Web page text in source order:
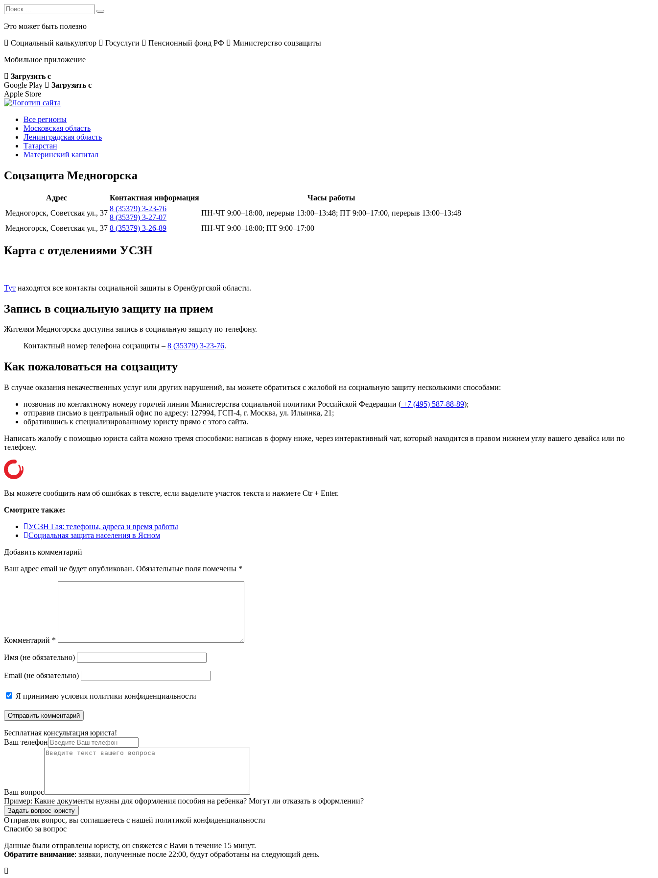
Search
for:
Search
Это может быть полезно
Социальный калькулятор
Госуслуги Пенсионный фонд РФ
Министерство соцзащиты
Мобильное приложение
Загрузить с
Google Play
Загрузить с
Apple Store
Все регионы
Московская область
Ленинградская область
Татарстан
Материнский капитал
Соцзащита Медногорска
Адрес Контактная информация
Часы работы
Медногорск, Советская ул., 37
8 (35379) 3-23-76
8 (35379) 3-27-07
ПН-ЧТ 9:00–18:00, перерыв 13:00–13:48; ПТ 9:00–17:00, перерыв 13:00–13:48
Медногорск, Советская ул., 37 8 (35379) 3-26-89 ПН-ЧТ 9:00–18:00; ПТ 9:00–17:00
Карта с отделениями УСЗН
Тут находятся все контакты социальной защиты в Оренбургской области.
Запись в социальную защиту на прием
Жителям Медногорска доступна запись в социальную защиту по телефону.
Контактный номер телефона соцзащиты – 8 (35379) 3-23-76.
Как пожаловаться на соцзащиту
В случае оказания некачественных услуг или других нарушений, вы можете обратиться с жалобой на социальную защиту несколькими способами:
позвонив по контактному номеру горячей линии Министерства социальной политики Российской Федерации ( +7 (495) 587-88-89);
отправив письмо в центральный офис по адресу: 127994, ГСП-4, г. Москва, ул. Ильинка, 21 ;
обратившись к специализированному юристу прямо с этого сайта.
Написать жалобу с помощью юриста сайта можно тремя способами: написав в форму ниже, через интерактивный чат, который находится в правом нижнем углу вашего девайса или по
телефону.
Вы можете сообщить нам об ошибках в тексте, если выделите участок текста и нажмете Ctr + Enter.
Смотрите также:
УСЗН Гая: телефоны, адреса и время работы
Социальная защита населения в Ясном
Добавить комментарий
Ваш адрес email не будет опубликован. Обязательные поля помечены *
Комментарий *
Имя (не обязательно)
Email (не обязательно)
Я принимаю условия политики конфиденциальности
Бесплатная консультация юриста!
Ваш телефон
Ваш вопрос
Пример: Какие документы нужны для оформления пособия на ребенка? Могут ли отказать в оформлении?
Задать вопрос юристу
Отправляя вопрос, вы соглашаетесь с нашей политикой конфиденциальности
Спасибо за вопрос
Данные были отправлены юристу, он свяжется с Вами в течение 15 минут.
Обратите внимание: заявки, полученные после 22:00, будут обработаны на следующий день.